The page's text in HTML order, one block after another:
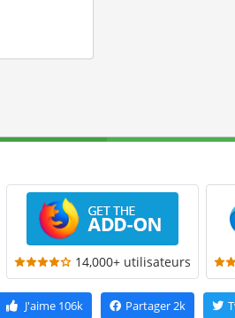
14,000+ utilisateurs
J'aime106k Partager2k